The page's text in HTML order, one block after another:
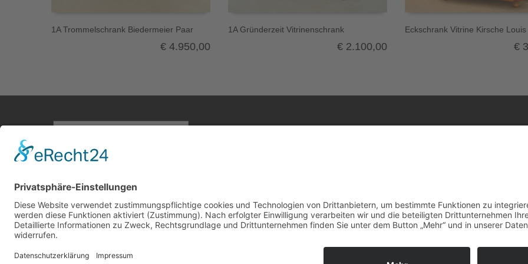
1A Trommelschrank Biedermeier Paar
€ 4.950,00
1A Gründerzeit Vitrinenschrank
€ 2.100,00
Eckschrank Vitrine Kirsche Louis
€
Hölzer
Stile
Allgemeine
Impressum